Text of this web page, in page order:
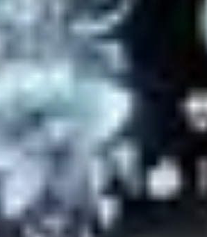
Alimentation Cuisine & Ménage